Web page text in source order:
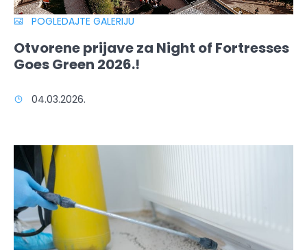
POGLEDAJTE GALERIJU
Otvorene prijave za Night of Fortresses
Goes Green 2026.!
04.03.2026.